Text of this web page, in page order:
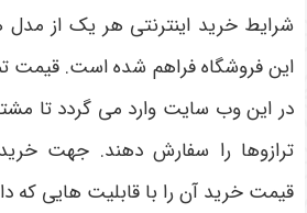
شرایط خرید اینترنتی هر یک از مدل
این فروشگاه فراهم شده است. قیمت
در این وب سایت وارد می‌ گردد تا
ترازوها را سفارش دهند. جهت
قیمت خرید آن را با قابلیت ‌هایی که